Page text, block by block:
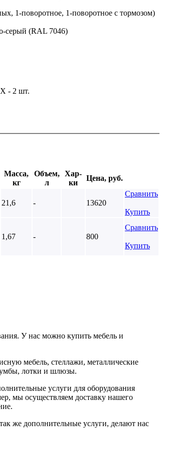
1-поворотное, 1-поворотное с тормозом)
серый (RAL 7046)
- 2 шт.
Масса,
кг
Объем,
л
Хар-
ки
Цена, руб.
21,6 - 13620
Сравнить
Купить
1,67 - 800
Сравнить
Купить
У нас можно купить мебель и
мебель, стеллажи, металлические
лотки и шлюзы.
услуги для оборудования
мы осуществляем доставку нашего
же дополнительные услуги, делают нас